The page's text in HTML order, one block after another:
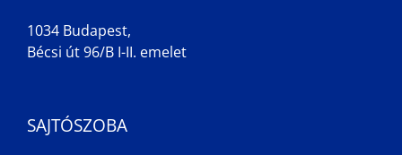
1034 Budapest,
Bécsi út 96/B I-II. emelet
SAJTÓSZOBA